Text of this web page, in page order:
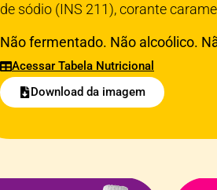
de sódio (INS 211), corante
Não fermentado. Não alcoólico.
Acessar Tabela Nutricional
Download da imagem